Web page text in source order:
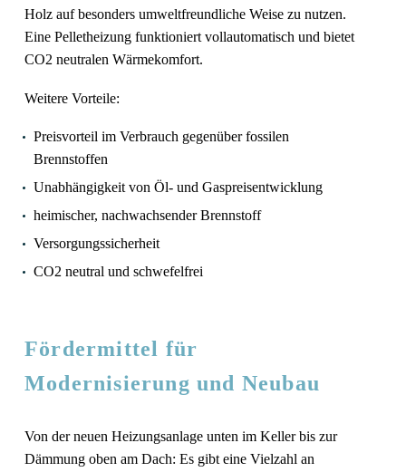
Holz auf besonders umweltfreundliche Weise zu nutzen.
Eine Pelletheizung funktioniert vollautomatisch und bietet
CO2 neutralen Wärmekomfort.
Weitere Vorteile:
Preisvorteil im Verbrauch gegenüber fossilen
Brennstoffen
Unabhängigkeit von Öl- und Gaspreisentwicklung
heimischer, nachwachsender Brennstoff
Versorgungssicherheit
CO2 neutral und schwefelfrei
Fördermittel für
Modernisierung und Neubau
Von der neuen Heizungsanlage unten im Keller bis zur
Dämmung oben am Dach: Es gibt eine Vielzahl an